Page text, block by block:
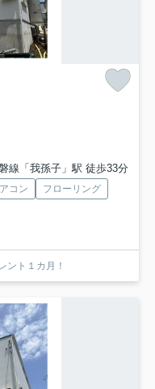
線「我孫子」駅 徒歩33分
コン
フローリング
ント１カ月！